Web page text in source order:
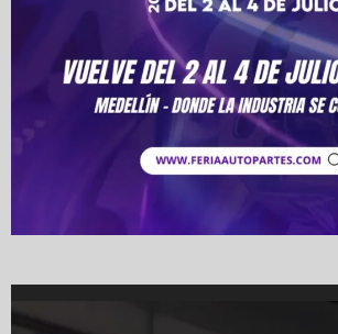
Player